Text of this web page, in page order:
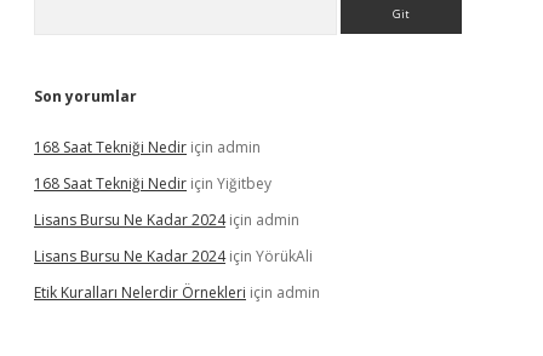
Son yorumlar
168 Saat Tekniği Nedir için admin
168 Saat Tekniği Nedir için Yiğitbey
Lisans Bursu Ne Kadar 2024için admin
Lisans Bursu Ne Kadar 2024için YörükAli
Etik Kuralları Nelerdir Örnekleri için admin